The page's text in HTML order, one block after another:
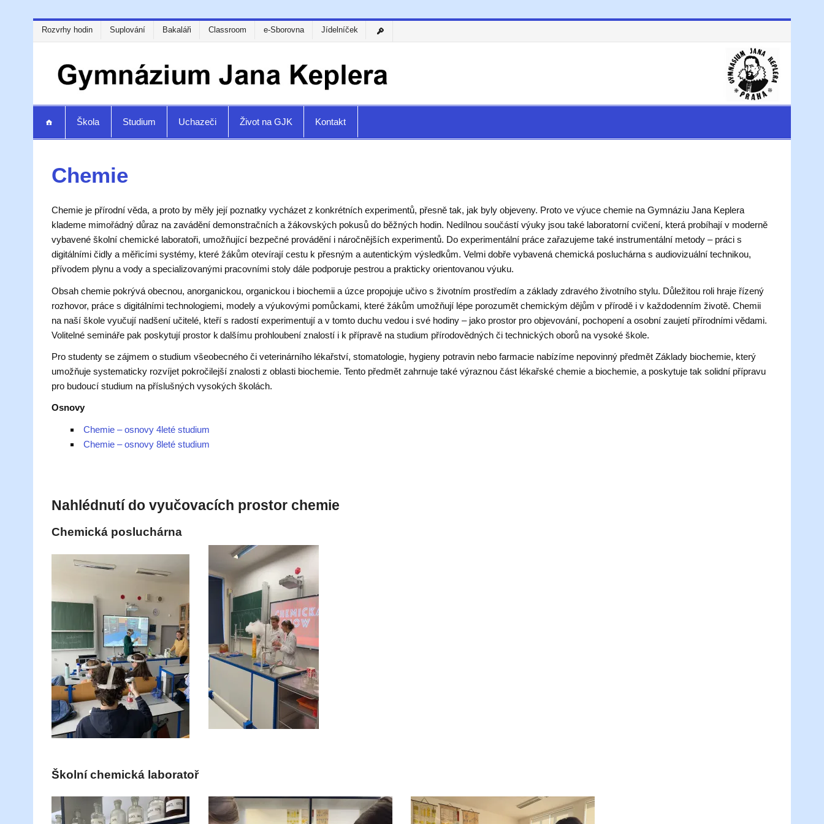
Rozvrhy hodin Suplování Bakaláři Classroom e-Sborovna Jídelníček
Škola Studium Uchazeči Život na GJK Kontakt
Chemie
Chemie je přírodní věda, a proto by měly její poznatky vycházet z konkrétních experimentů, přesně tak, jak byly objeveny. Proto ve výuce chemie na Gymnáziu Jana Keplera
klademe mimořádný důraz na zavádění demonstračních a žákovských pokusů do běžných hodin. Nedílnou součástí výuky jsou také laboratorní cvičení, která probíhají v moderně
vybavené školní chemické laboratoři, umožňující bezpečné provádění i náročnějších experimentů. Do experimentální práce zařazujeme také instrumentální metody – práci s
digitálními čidly a měřicími systémy, které žákům otevírají cestu k přesným a autentickým výsledkům. Velmi dobře vybavená chemická posluchárna s audiovizuální technikou,
přívodem plynu a vody a specializovanými pracovními stoly dále podporuje pestrou a prakticky orientovanou výuku.
Obsah chemie pokrývá obecnou, anorganickou, organickou i biochemii a úzce propojuje učivo s životním prostředím a základy zdravého životního stylu. Důležitou roli hraje řízený
rozhovor, práce s digitálními technologiemi, modely a výukovými pomůckami, které žákům umožňují lépe porozumět chemickým dějům v přírodě i v každodenním životě. Chemii
na naší škole vyučují nadšení učitelé, kteří s radostí experimentují a v tomto duchu vedou i své hodiny – jako prostor pro objevování, pochopení a osobní zaujetí přírodními vědami.
Volitelné semináře pak poskytují prostor k dalšímu prohloubení znalostí i k přípravě na studium přírodovědných či technických oborů na vysoké škole.
Pro studenty se zájmem o studium všeobecného či veterinárního lékařství, stomatologie, hygieny potravin nebo farmacie nabízíme nepovinný předmět Základy biochemie, který
umožňuje systematicky rozvíjet pokročilejší znalosti z oblasti biochemie. Tento předmět zahrnuje také výraznou část lékařské chemie a biochemie, a poskytuje tak solidní přípravu
pro budoucí studium na příslušných vysokých školách.
Osnovy
Chemie – osnovy 4leté studium
Chemie – osnovy 8leté studium
Nahlédnutí do vyučovacích prostor chemie
Chemická posluchárna
Školní chemická laboratoř